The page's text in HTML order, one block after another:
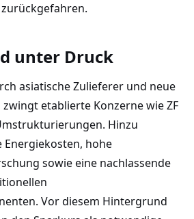
unter Druck
asiatische Zulieferer und neue
etablierte Konzerne wie ZF
Hinzu
hohe
sowie eine nachlassende
Vor diesem Hintergrund